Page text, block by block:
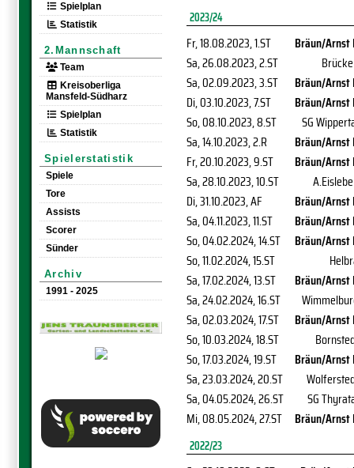
Spielplan
Statistik
2.Mannschaft
Team
Kreisoberliga
Mansfeld-Südharz
Spielplan
Statistik
Spielerstatistik
Spiele
Tore
Assists
Scorer
Sünder
Archiv
1991 - 2025
2023/24
Fr, 18.08.2023, 1.ST
Bräun/Arnst
Sa, 26.08.2023, 2.ST
Sa, 02.09.2023, 3.ST
Bräun/Arnst
Di, 03.10.2023, 7.ST
Bräun/Arnst
So, 08.10.2023, 8.ST
SG
Sa, 14.10.2023, 2.R
Bräun/Arnst
Fr, 20.10.2023, 9.ST
Bräun/Arnst
Sa, 28.10.2023, 10.ST
Di, 31.10.2023, AF
Bräun/Arnst
Sa, 04.11.2023, 11.ST
Bräun/Arnst
So, 04.02.2024, 14.ST
Bräun/Arnst
So, 11.02.2024, 15.ST
Sa, 17.02.2024, 13.ST
Bräun/Arnst
Sa, 24.02.2024, 16.ST
Sa, 02.03.2024, 17.ST
Bräun/Arnst
So, 10.03.2024, 18.ST
So, 17.03.2024, 19.ST
Bräun/Arnst
Sa, 23.03.2024, 20.ST
Sa, 04.05.2024, 26.ST
SG
Mi, 08.05.2024, 27.ST Bräun/Arnst
2022/23